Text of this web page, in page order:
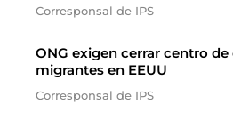
Corresponsal de IPS
ONG exigen cerrar centro
migrantes en EEUU
Corresponsal de IPS